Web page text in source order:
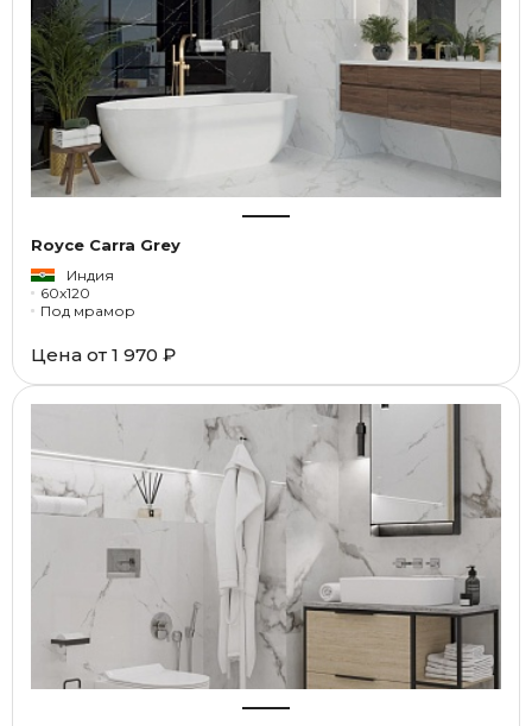
Royce Carra Grey
Индия
60x120
Под мрамор
Цена от 1 970 ₽